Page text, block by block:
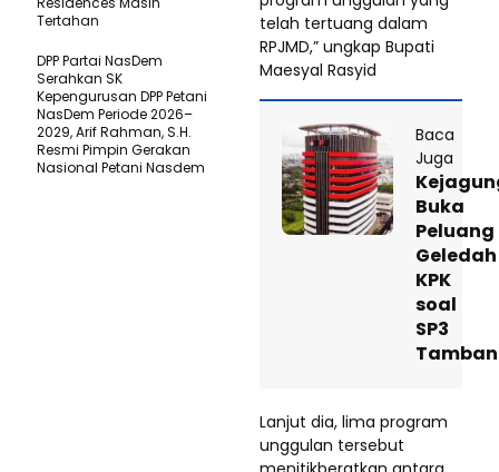
telah tertuang dalam
RPJMD,” ungkap Bupati
Maesyal Rasyid
Baca
Juga
Buka
Peluang
Geledah
KPK
soal
SP3
Lanjut dia, lima program
unggulan tersebut
Tertahan
DPP Partai NasDem
Serahkan SK
Kepengurusan DPP Petani
NasDem Periode 2026–
2029, Arif Rahman, S.H.
Resmi Pimpin Gerakan
Nasional Petani Nasdem